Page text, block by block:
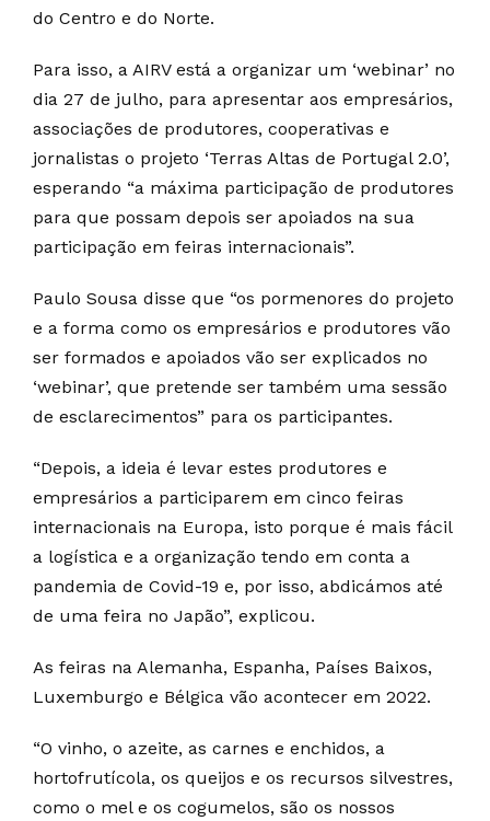
do Centro e do Norte.
Para isso, a AIRV está a organizar um ‘webinar’ no
dia 27 de julho, para apresentar aos empresários,
associações de produtores, cooperativas e
jornalistas o projeto ‘Terras Altas de Portugal 2.0’,
esperando “a máxima participação de produtores
para que possam depois ser apoiados na sua
participação em feiras internacionais”.
Paulo Sousa disse que “os pormenores do projeto
e a forma como os empresários e produtores vão
ser formados e apoiados vão ser explicados no
‘webinar’, que pretende ser também uma sessão
de esclarecimentos” para os participantes.
“Depois, a ideia é levar estes produtores e
empresários a participarem em cinco feiras
internacionais na Europa, isto porque é mais fácil
a logística e a organização tendo em conta a
pandemia de Covid-19 e, por isso, abdicámos até
de uma feira no Japão”, explicou.
As feiras na Alemanha, Espanha, Países Baixos,
Luxemburgo e Bélgica vão acontecer em 2022.
“O vinho, o azeite, as carnes e enchidos, a
hortofrutícola, os queijos e os recursos silvestres,
como o mel e os cogumelos, são os nossos